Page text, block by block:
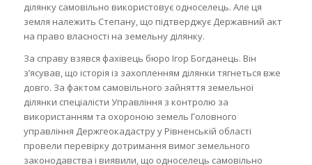
ділянку самовільно використовує односелець. Але ця
земля належить Степану, що підтверджує Державний акт
на право власності на земельну ділянку.
За справу взявся фахівець бюро Ігор Богданець. Він
з’ясував, що історія із захопленням ділянки тягнеться вже
довго. За фактом самовільного зайняття земельної
ділянки спеціалісти Управління з контролю за
використанням та охороною земель Головного
управління Держгеокадастру у Рівненській області
провели перевірку дотримання вимог земельного
законодавства і виявили, що односелець самовільно